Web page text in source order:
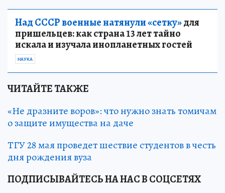
Над СССР военные натянули «сетку»для
пришельцев: как страна 13 лет тайно
искала и изучала инопланетных гостей
НАУКА
ЧИТАЙТЕ ТАКЖЕ
«Не дразните воров»: что нужно знать томичам
о защите имущества на даче
ТГУ 28 мая проведет шествие студентов в честь
дня рождения вуза
ПОДПИСЫВАЙТЕСЬ НА НАС В СОЦСЕТЯХ